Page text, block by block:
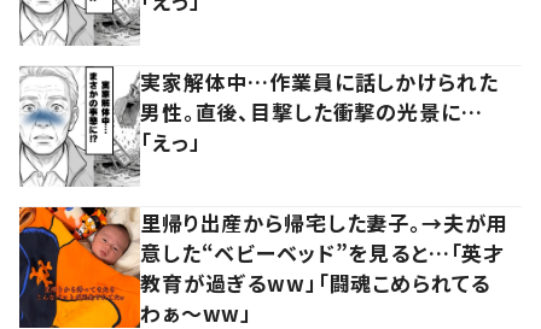
実家解体中…作業員に話しかけられた
男性。直後、目撃した衝撃の光景に…
「えっ」
里帰り出産から帰宅した妻子。→夫が用
意した“ベビーベッド”を見ると…「英才
教育が過ぎるww」「闘魂こめられてる
わぁ～ww」